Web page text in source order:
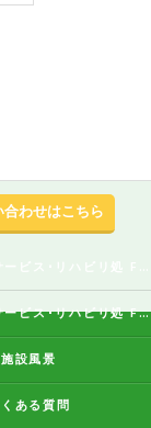
合わせはこちら
広陵町のデイサービス･リハビリ処 FreeStyleのお客様の声
施設風景
ある質問